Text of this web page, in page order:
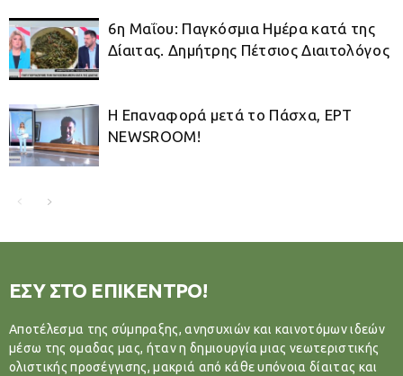
6η Μαΐου: Παγκόσμια Ημέρα κατά της
Δίαιτας. Δημήτρης Πέτσιος Διαιτολόγος
Η Επαναφορά μετά το Πάσχα, ΕΡΤ
NEWSROOM!
ΕΣΥ ΣΤΟ ΕΠΙΚΕΝΤΡΟ!
Αποτέλεσμα της σύμπραξης, ανησυχιών και καινοτόμων ιδεών
μέσω της ομαδας μας, ήταν η δημιουργία μιας νεωτεριστικής
ολιστικής προσέγγισης, μακριά από κάθε υπόνοια δίαιτας και